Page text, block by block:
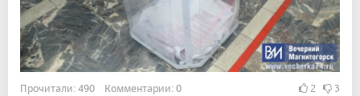
Прочитали: 490 Комментарии: 0 2 3